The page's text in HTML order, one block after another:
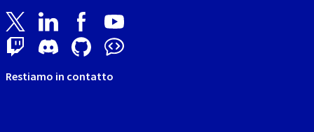
Restiamo in contatto